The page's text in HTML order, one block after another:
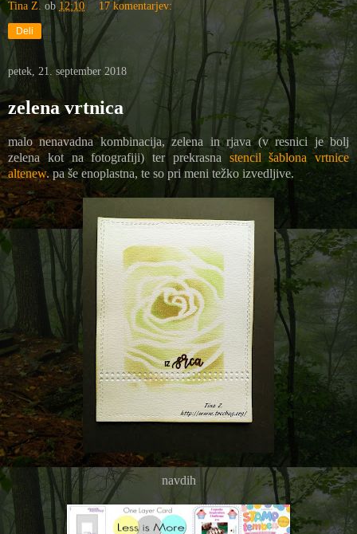
Tina Z. ob 12:10 17 komentarjev:
Deli
petek, 21. september 2018
zelena vrtnica
malo nenavadna kombinacija, zelena in rjava (v resnici je bolj
zelena kot na fotografiji) ter prekrasna stencil šablona vrtnice
altenew. pa še enoplastna, te so pri meni težko izvedljive.
navdih